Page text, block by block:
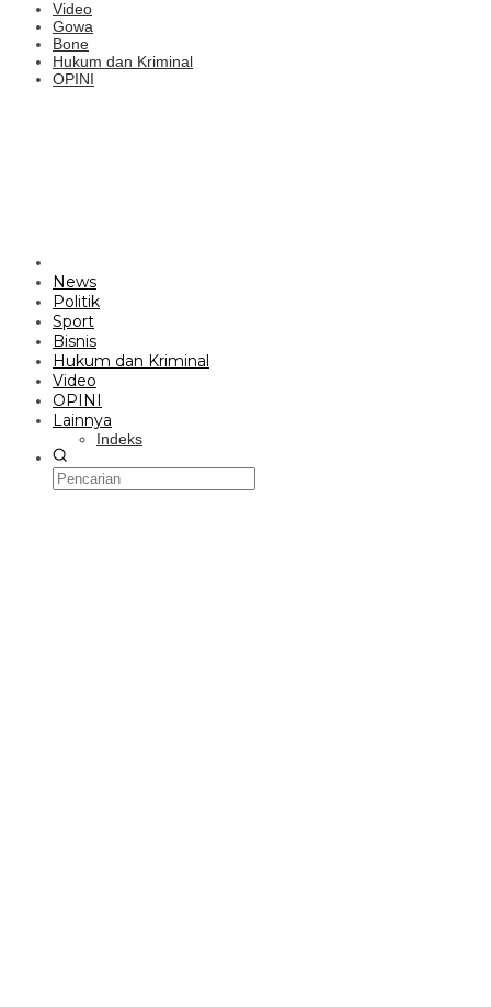
Video
Gowa
Bone
Hukum dan Kriminal
OPINI
News
Politik
Sport
Bisnis
Hukum dan Kriminal
Video
OPINI
Lainnya
Indeks